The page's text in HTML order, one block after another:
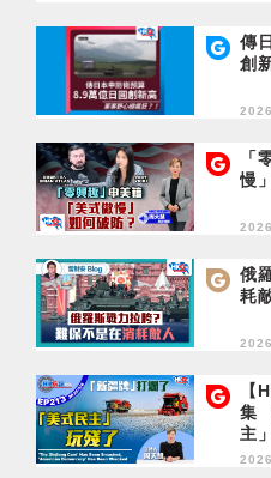
傳
創
「
慢
俄
耗
【
集
主